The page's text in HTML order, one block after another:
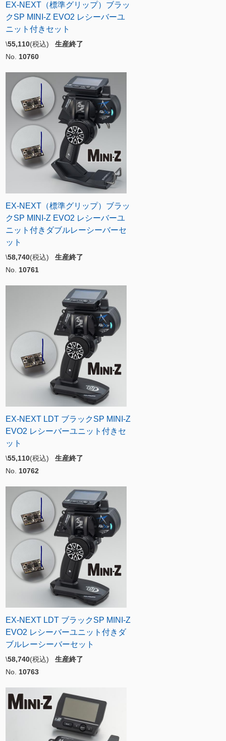
EX-NEXT（標準グリップ）ブラッ
クSP MINI-Z EVO2 レシーバーユ
ニット付きセット
\55,110(税込) 生産終了
No. 10760
EX-NEXT（標準グリップ）ブラッ
クSP MINI-Z EVO2 レシーバーユ
ニット付きダブルレーシーバーセ
ット
\58,740(税込) 生産終了
No. 10761
EX-NEXT LDT ブラックSP MINI-Z
EVO2 レシーバーユニット付きセ
ット
\55,110(税込) 生産終了
No. 10762
EX-NEXT LDT ブラックSP MINI-Z
EVO2 レシーバーユニット付きダ
ブルレーシーバーセット
\58,740(税込) 生産終了
No. 10763